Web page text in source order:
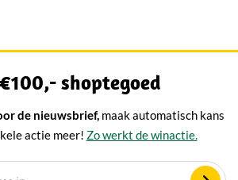
shoptegoed
de nieuwsbrief, maak automatisch kans
actie meer! Zo werkt de winactie.